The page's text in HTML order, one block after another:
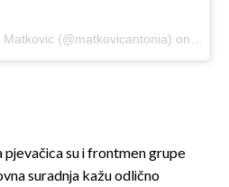
pjevačica su i frontmen grupe
suradnja kažu odlično